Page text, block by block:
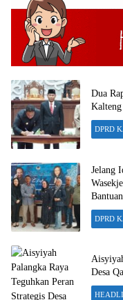
Dua
Kalteng
DPRD
Jelang
DPRD
Desa